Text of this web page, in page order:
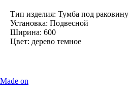
Тип изделия: Тумба под раковину
Установка: Подвесной
Ширина: 600
Цвет: дерево темное
Made on